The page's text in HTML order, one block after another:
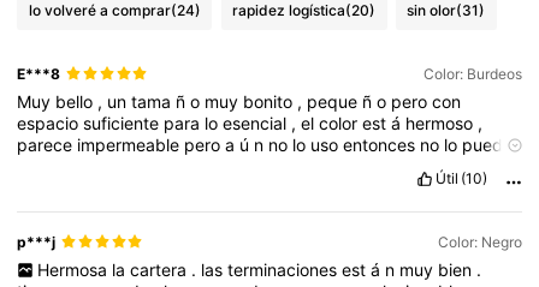
lo volveré a comprar(24) rapidez logística(20) sin olor(31)
E***8 Color: Burdeos
Muy bello , untama ño muy bonito , peque ño perocon
espaciosuficiente para loesencial ,elcolorestá hermoso ,
parece impermeable peroa ú n no lo usoentonces no lo puedo
Útil (10)
p***j Color: Negro
Hermosa la cartera . las terminaciones est á n muy bien .